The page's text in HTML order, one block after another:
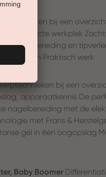
bij een
De perfecte werkplek
nagelbereiding en
fouten Praktisch werk
bij een
apparaatkennis De
nagelbereiding met de
met Frans &
gel in één oogopslag
Baby Boomer